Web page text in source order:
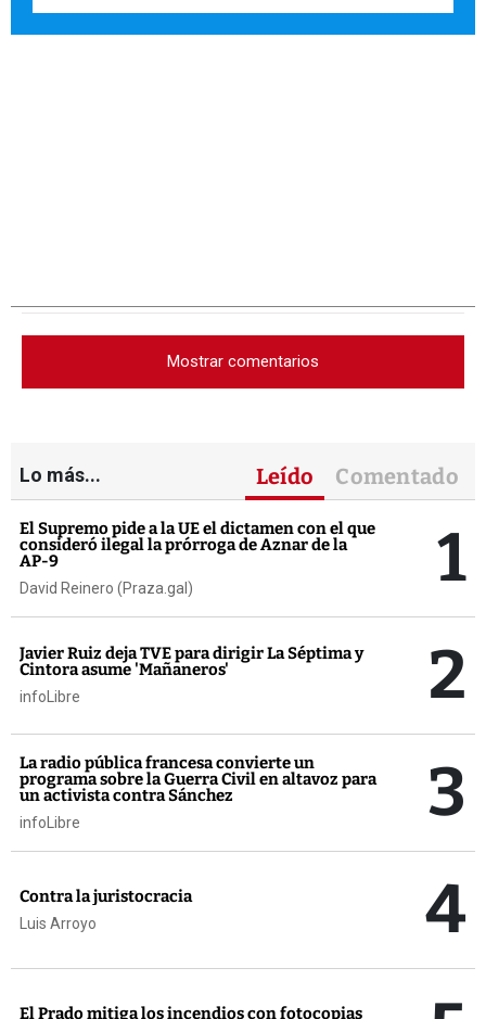
Mostrar comentarios
Lo más... Leído Comentado
El Supremo pide a la UE el dictamen con el que
consideró ilegal la prórroga de Aznar de la
AP-9
David Reinero (Praza.gal) 1
Javier Ruiz deja TVE para dirigir La Séptima y
Cintora asume 'Mañaneros'
infoLibre 2
La radio pública francesa convierte un
programa sobre la Guerra Civil en altavoz para
un activista contra Sánchez
infoLibre 3
Contra la juristocracia
Luis Arroyo 4
El Prado mitiga los incendios con fotocopias